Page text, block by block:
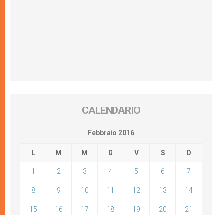
CALENDARIO
Febbraio 2016
L M M G V S D
1 2 3 4 5 6 7
8 9 10 11 12 13 14
15 16 17 18 19 20 21